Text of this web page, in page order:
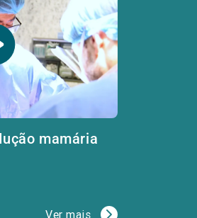
mamária
Ver mais